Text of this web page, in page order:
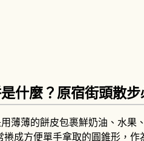
什麼？原宿街頭散
薄薄的餅皮包裹鮮奶油、水果
捲成方便單手拿取的圓錐形，作